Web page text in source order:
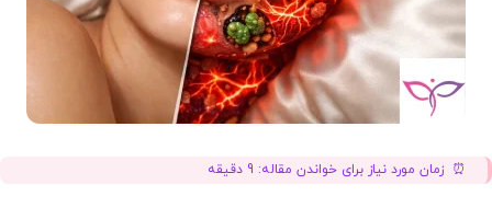
زمان مورد نیاز برای خواندن مقاله: 9 دقیقه